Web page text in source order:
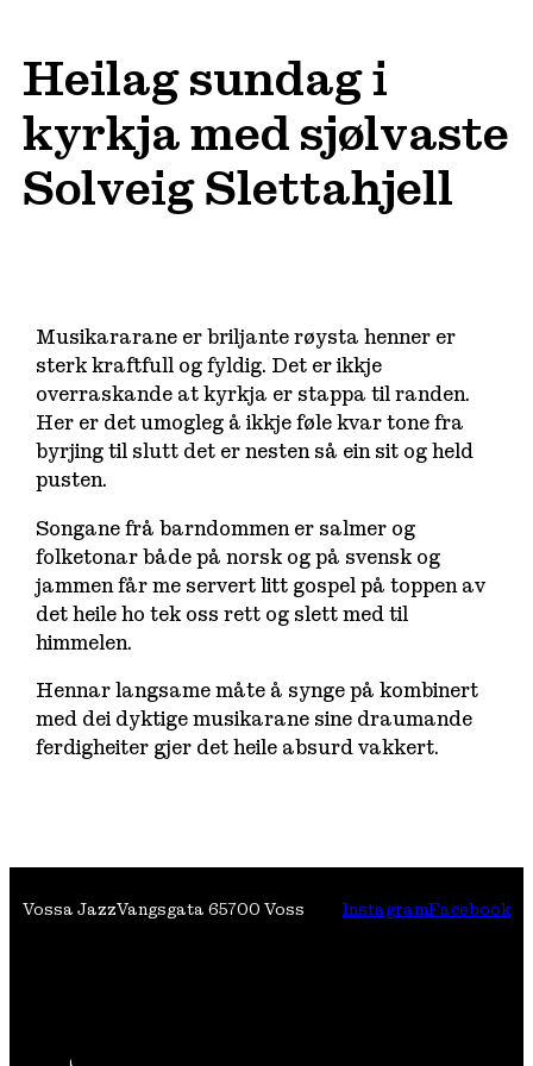
Heilag sundag i
kyrkja med sjølvaste
Solveig Slettahjell
Musikararane er briljante røysta henner er
sterk kraftfull og fyldig. Det er ikkje
overraskande at kyrkja er stappa til randen.
Her er det umogleg å ikkje føle kvar tone fra
byrjing til slutt det er nesten så ein sit og held
pusten.
Songane frå barndommen er salmer og
folketonar både på norsk og på svensk og
jammen får me servert litt gospel på toppen av
det heile ho tek oss rett og slett med til
himmelen.
Hennar langsame måte å synge på kombinert
med dei dyktige musikarane sine draumande
ferdigheiter gjer det heile absurd vakkert.
Vossa JazzVangsgata 65700 Voss InstagramFacebook